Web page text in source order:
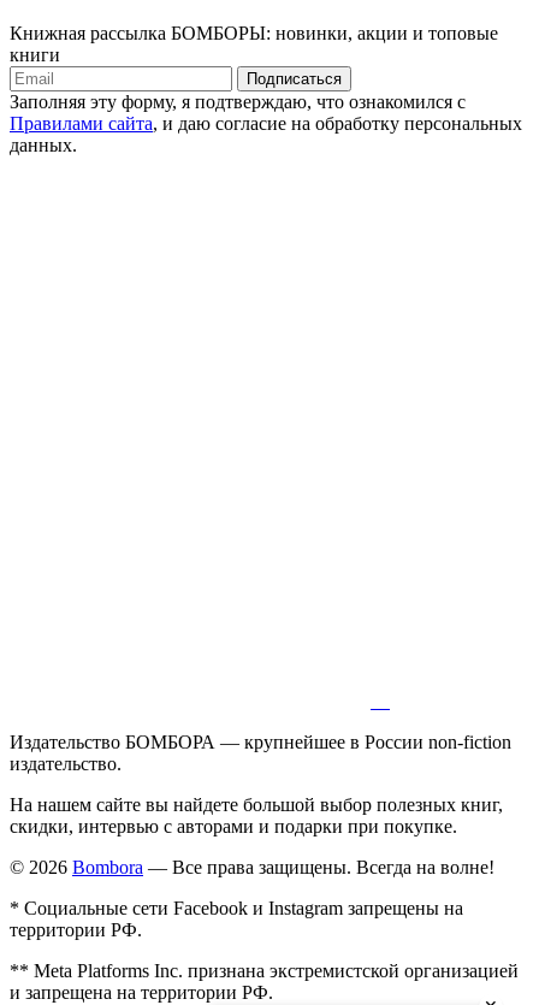
Книжная рассылка БОМБОРЫ: новинки, акции и топовые
книги
Подписаться
Заполняя эту форму, я подтверждаю, что ознакомился с
Правилами сайта, и даю согласие на обработку персональных
данных.
Издательство БОМБОРА — крупнейшее в России non-fiction
издательство.
На нашем сайте вы найдете большой выбор полезных книг,
скидки, интервью с авторами и подарки при покупке.
© 2026 Bombora — Все права защищены. Всегда на волне!
* Социальные сети Facebook и Instagram запрещены на
территории РФ.
** Meta Platforms Inc. признана экстремистской организацией
и запрещена на территории РФ.